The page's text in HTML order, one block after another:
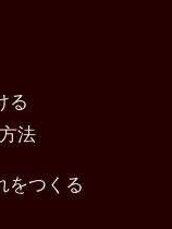
る
法
をつくる